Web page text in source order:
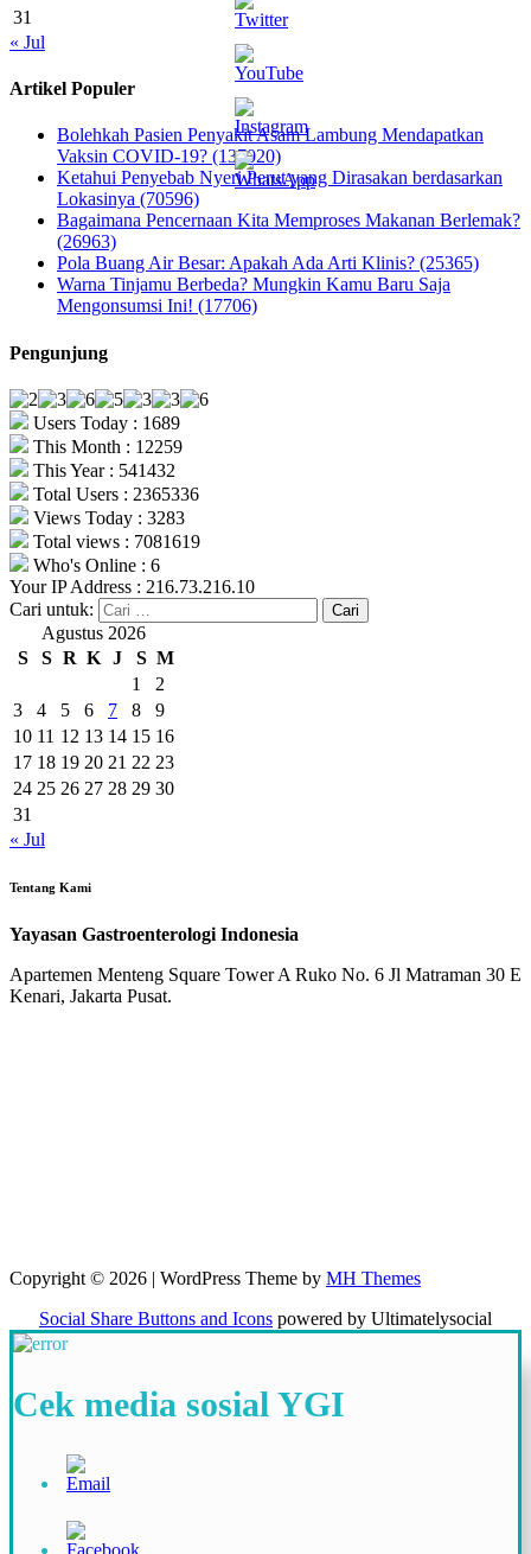
31
« Jul
Artikel Populer
Bolehkah Pasien Penyakit Asam Lambung Mendapatkan
Vaksin COVID-19? (137020)
Ketahui Penyebab Nyeri Perut yang Dirasakan berdasarkan
Lokasinya (70596)
Bagaimana Pencernaan Kita Memproses Makanan Berlemak?
(26963)
Pola Buang Air Besar: Apakah Ada Arti Klinis? (25365)
Warna Tinjamu Berbeda? Mungkin Kamu Baru Saja
Mengonsumsi Ini! (17706)
Pengunjung
Users Today : 1689
This Month : 12259
This Year : 541432
Total Users : 2365336
Views Today : 3283
Total views : 7081619
Who's Online : 6
Your IP Address : 216.73.216.10
Cari untuk:
Agustus 2026
S
S R K J S M
1
2
3
4 5 6 7 8
9
10 11 12 13 14 15 16
17 18 19 20 21 22 23
24 25 26 27 28 29 30
31
« Jul
Tentang Kami
Yayasan Gastroenterologi Indonesia
Apartemen Menteng Square Tower A Ruko No. 6 Jl Matraman 30 E
Kenari, Jakarta Pusat.
Copyright © 2026 | WordPress Theme by MH Themes
Social Share Buttons and Icons powered by Ultimatelysocial
Cek media sosial YGI